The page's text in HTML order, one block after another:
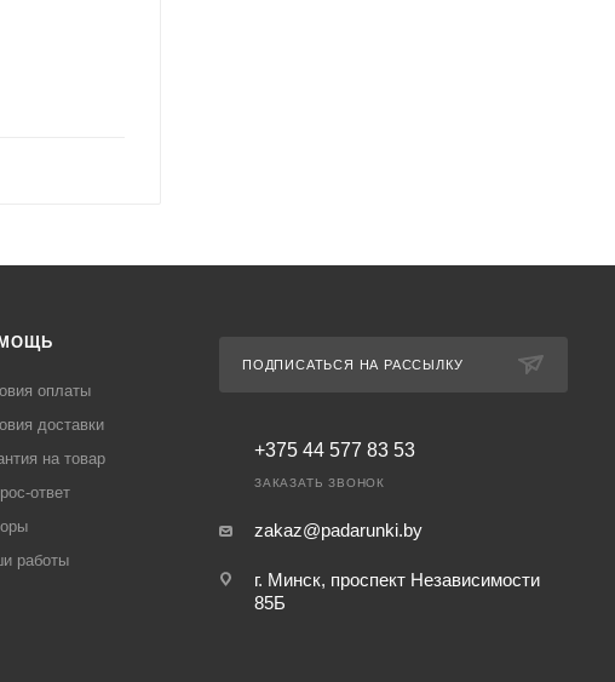
оплаты
доставки
на товар
ответ
работы
ПОДПИСАТЬСЯ НА РАССЫЛКУ
+375 44 577 83 53
ЗАКАЗАТЬ ЗВОНОК
zakaz@padarunki.by
г. Минск, проспект Независимости
85Б